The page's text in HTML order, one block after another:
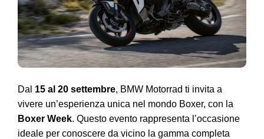
Dal 15 al 20 settembre, BMW Motorrad ti invita a
vivere un’esperienza unica nel mondo Boxer, con la
Boxer Week. Questo evento rappresenta l’occasione
ideale per conoscere da vicino la gamma completa